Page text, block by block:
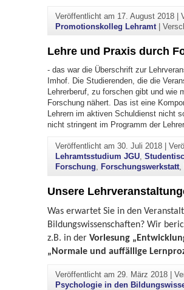
Veröffentlicht am 17. August 2018 |
Promotionskolleg Lehramt |
Lehre und Praxis durch
- das war die Überschrift zur
Imhof. Die Studierenden, die die
Lehrerberuf, zu forschen gibt und
Forschung nähert. Das ist eine
Lehrern im aktiven Schuldienst nicht
nicht stringent im Programm der
Veröffentlicht am30. Juli 2018 |
Lehramtsstudium JGU,
Forschung, Forschungswerkstatt,
Unsere
Was erwartet Sie in den
Bildungswissenschaften? Wir
z.B. in der Vorlesung
„Normale und auffällige
Veröffentlicht am 29. März 2018 |
Psychologie in den